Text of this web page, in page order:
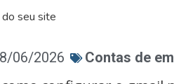
do seu site
06/2026 Contas de